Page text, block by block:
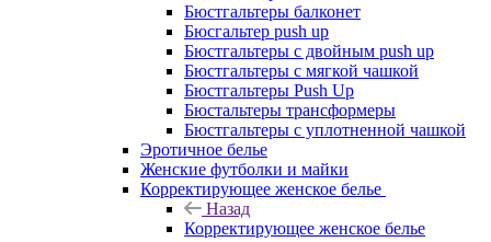
Бюстгальтеры балконет
Бюсгальтер push up
Бюстгальтеры с двойным push up
Бюстгальтеры с мягкой чашкой
Бюстгальтеры Push Up
Бюстальтеры трансформеры
Бюстгальтеры с уплотненной чашкой
Эротичное белье
Женские футболки и майки
Корректирующее женское белье
Назад
Корректирующее женское белье